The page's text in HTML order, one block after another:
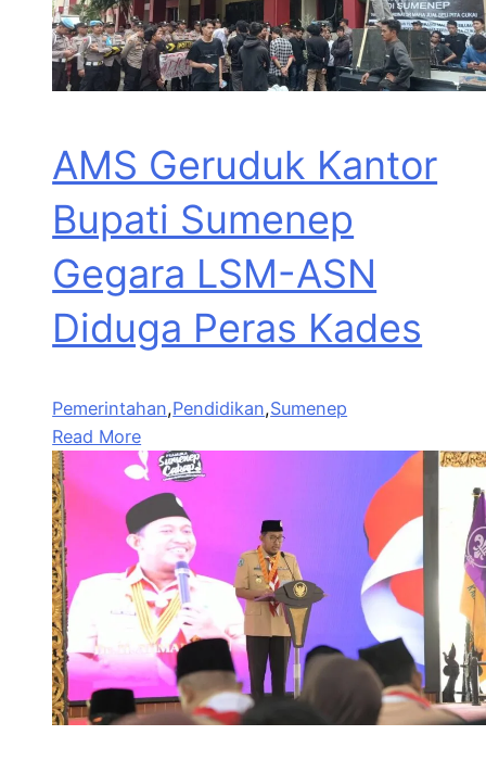
AMS Geruduk Kantor
Bupati Sumenep
Gegara LSM-ASN
Diduga Peras Kades
Pemerintahan,Pendidikan,Sumenep
Read More